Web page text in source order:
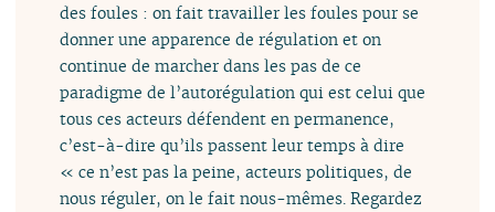
des foules : on fait travailler les foules pour se
donner une apparence de régulation et on
continue de marcher dans les pas de ce
paradigme de l’autorégulation qui est celui que
tous ces acteurs défendent en permanence,
c’est-à-dire qu’ils passent leur temps à dire
« ce n’est pas la peine, acteurs politiques, de
nous réguler, on le fait nous-mêmes. Regardez